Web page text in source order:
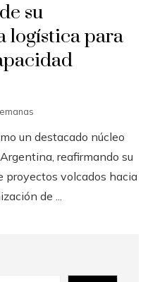
su
logística para
un destacado núcleo
reafirmando su
proyectos volcados hacia
de ...